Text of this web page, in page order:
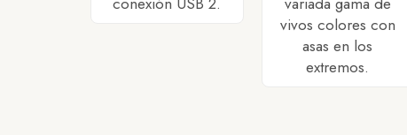
vivos colores con
asas en los
extremos.